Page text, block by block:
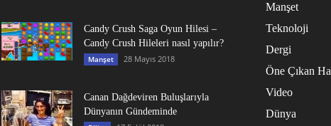
Candy Crush Saga Oyun Hilesi –
Candy Crush Hileleri nasıl yapılır?
Manşet 28 Mayıs 2018
Canan Dağdeviren Buluşlarıyla
Dünyanın Gündeminde
Manşet
Teknoloji
Dergi
Öne Çıkan
Video
Dünya